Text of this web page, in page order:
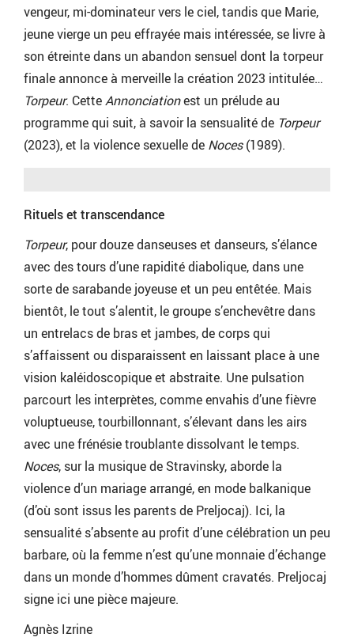
vengeur, mi-dominateur vers le ciel, tandis que Marie,
jeune vierge un peu effrayée mais intéressée, se livre à
son étreinte dans un abandon sensuel dont la torpeur
finale annonce à merveille la création 2023 intitulée…
Torpeur. CetteAnnonciationest un prélude au
programme qui suit, à savoir la sensualité de Torpeur
(2023), et la violence sexuelle de Noces(1989).
Rituels et transcendance
Torpeur, pour douze danseuses et danseurs, s’élance
avec des tours d’une rapidité diabolique, dans une
sorte de sarabande joyeuse et un peu entêtée. Mais
bientôt, le tout s’alentit, le groupe s’enchevêtre dans
un entrelacs de bras et jambes, de corps qui
s’affaissent ou disparaissent en laissant place à une
vision kaléidoscopique et abstraite. Une pulsation
parcourt les interprètes, comme envahis d’une fièvre
voluptueuse, tourbillonnant, s’élevant dans les airs
avec une frénésie troublante dissolvant le temps.
Noces, sur la musique de Stravinsky, aborde la
violence d’un mariage arrangé, en mode balkanique
(d’où sont issus les parents de Preljocaj). Ici, la
sensualité s’absente au profit d’une célébration un peu
barbare, où la femme n’est qu’une monnaie d’échange
dans un monde d’hommes dûment cravatés. Preljocaj
signe ici une pièce majeure.
Agnès Izrine